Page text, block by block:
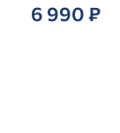
6 990 ₽